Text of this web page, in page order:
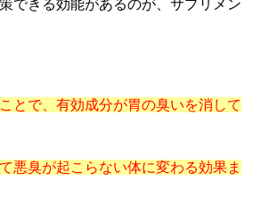
できる効能があるのが、サプリメン
とで、有効成分が胃の臭いを消して
悪臭が起こらない体に変わる効果ま